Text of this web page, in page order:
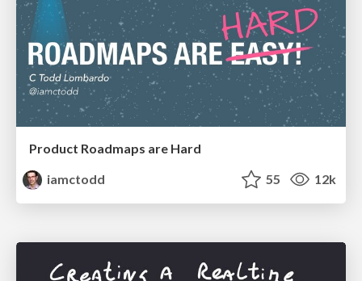
Product Roadmaps are Hard
iamctodd
55 12k